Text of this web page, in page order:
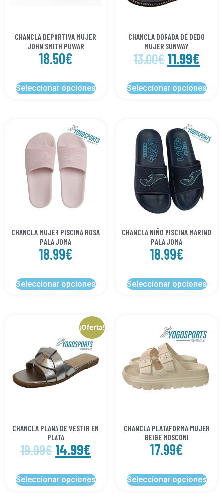
CHANCLA DEPORTIVA MUJER
JOHN SMITH PUWAR
18.50€
Seleccionar opciones
CHANCLA DORADA DE DEDO
MUJER SUNWAY
13.00€ 11.99€
Seleccionar opciones
CHANCLA MUJER PISCINA ROSA
PALA JOMA
18.99€
Seleccionar opciones
CHANCLA NIÑO PISCINA MARINO
PALA JOMA
18.99€
Seleccionar opciones
¡Oferta!
CHANCLA PLANA DE VESTIR EN
PLATA
19.99€ 14.99€
Seleccionar opciones
CHANCLA PLATAFORMA MUJER
BEIGE MOSCONI
17.99€
Seleccionar opciones